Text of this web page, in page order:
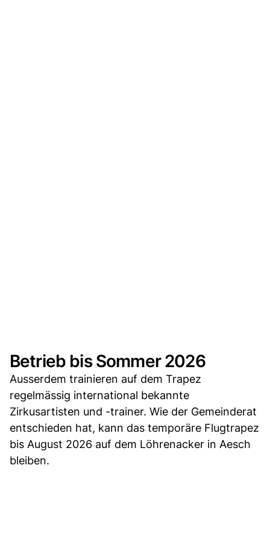
Betrieb bis Sommer 2026
Ausserdem trainieren auf dem Trapez
regelmässig international bekannte
Zirkusartisten und -trainer. Wie der Gemeinderat
entschieden hat, kann das temporäre Flugtrapez
bis August 2026 auf dem Löhrenacker in Aesch
bleiben.